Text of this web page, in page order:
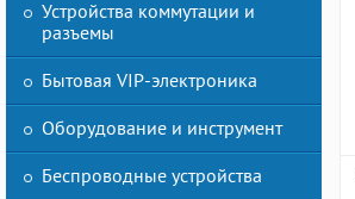
Устройства коммутации и
разъемы
Бытовая VIP-электроника
Оборудование и инструмент
Беспроводные устройства